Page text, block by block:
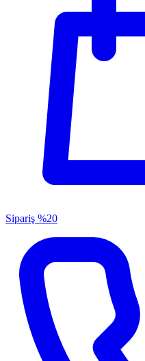
Sipariş %20